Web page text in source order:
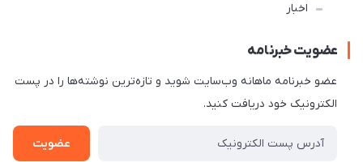
اخبار
عضویت خبرنامه
عضو خبرنامه ماهانه وب‌سایت شوید و تازه‌ترین نوشته‌ها را در پست
الکترونیک خود دریافت کنید.
عضویت